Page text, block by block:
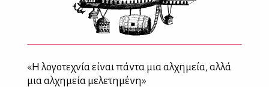
«Η λογοτεχνία είναι πάντα μια αλχημεία, αλλά
μια αλχημεία μελετημένη»